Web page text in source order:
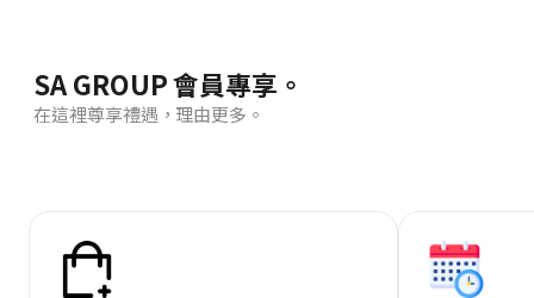
SA GROUP 會員專享。
在這裡尊享禮遇，理由更多。